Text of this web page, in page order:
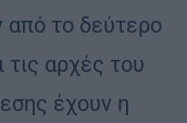
το δεύτερο
αρχές του
έχουν η